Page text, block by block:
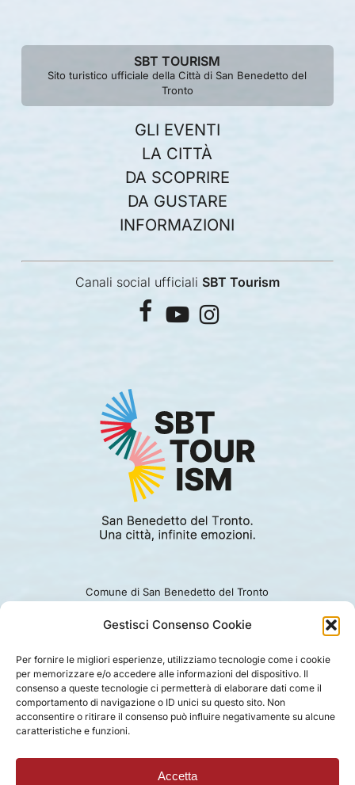
Gestisci Consenso Cookie
Per fornire le migliori esperienze, utilizziamo tecnologie come i cookie
per memorizzare e/o accedere alle informazioni del dispositivo. Il
consenso a queste tecnologie ci permetterà di elaborare dati come il
comportamento di navigazione o ID unici su questo sito. Non
acconsentire o ritirare il consenso può influire negativamente su alcune
caratteristiche e funzioni.
Accetta
SBT TOURISM
Sito turistico ufficiale della Città di San Benedetto del
Tronto
GLI EVENTI
LA CITTÀ
DA SCOPRIRE
DA GUSTARE
INFORMAZIONI
Canali social ufficiali SBT Tourism
facebook
youtubeinstagram
Comune di San Benedetto del Tronto
Ufficio turismo: 0735.794229
PRIVACY |COOKIE | LEGAL |DISCLAIMER